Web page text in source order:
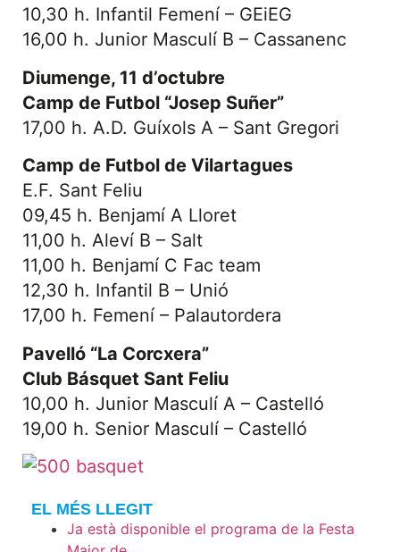
10,30 h. Infantil Femení – GEiEG
16,00 h. Junior Masculí B – Cassanenc
Diumenge, 11 d’octubre
Camp de Futbol “Josep Suñer”
17,00 h. A.D. Guíxols A – Sant Gregori
Camp de Futbol de Vilartagues
E.F. Sant Feliu
09,45 h. Benjamí A Lloret
11,00 h. Aleví B – Salt
11,00 h. Benjamí C Fac team
12,30 h. Infantil B – Unió
17,00 h. Femení – Palautordera
Pavelló “La Corcxera”
Club Básquet Sant Feliu
10,00 h. Junior Masculí A – Castelló
19,00 h. Senior Masculí – Castelló
EL MÉS LLEGIT
Ja està disponible el programa de la Festa